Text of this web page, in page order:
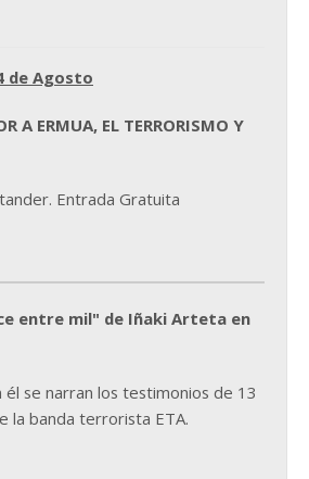
de Agosto
A ERMUA, EL TERRORISMO Y
Entrada Gratuita
entre mil" de Iñaki Arteta en
él se narran los testimonios de 13
la banda terrorista ETA.